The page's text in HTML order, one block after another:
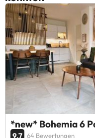
*new* Bohemia 6
9.7 64 Bewertungen